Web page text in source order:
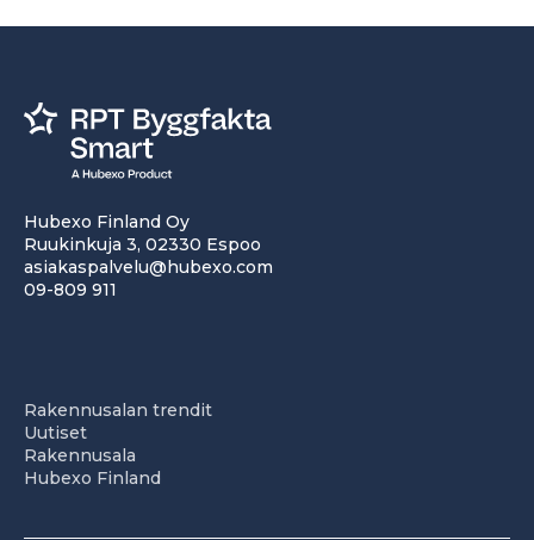
Hubexo Finland Oy
Ruukinkuja 3, 02330 Espoo
asiakaspalvelu@hubexo.com
09-809 911
Rakennusalan trendit
Uutiset
Rakennusala
Hubexo Finland